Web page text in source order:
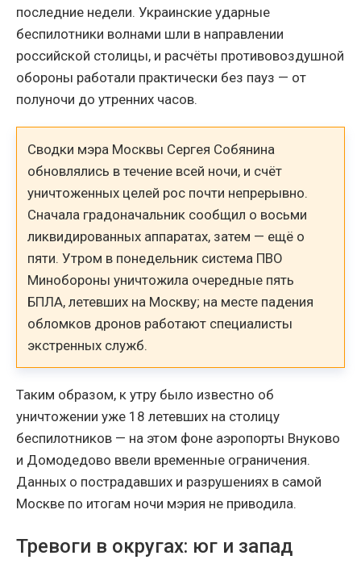
последние недели. Украинские ударные
беспилотники волнами шли в направлении
российской столицы, и расчёты противовоздушной
обороны работали практически без пауз — от
полуночи до утренних часов.
Сводки мэра Москвы Сергея Собянина
обновлялись в течение всей ночи, и счёт
уничтоженных целей рос почти непрерывно.
Сначала градоначальник сообщил о восьми
ликвидированных аппаратах, затем — ещё о
пяти. Утром в понедельник система ПВО
Минобороны уничтожила очередные пять
БПЛА, летевших на Москву; на месте падения
обломков дронов работают специалисты
экстренных служб.
Таким образом, к утру было известно об
уничтожении уже 18 летевших на столицу
беспилотников — на этом фоне аэропорты Внуково
и Домодедово ввели временные ограничения.
Данных о пострадавших и разрушениях в самой
Москве по итогам ночи мэрия не приводила.
Тревоги в округах: юг и запад